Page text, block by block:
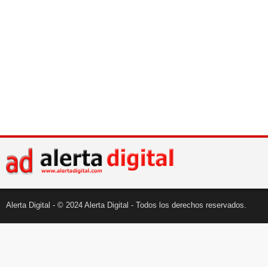
Alerta Digital - © 2024 Alerta Digital - Todos los derechos reservados.